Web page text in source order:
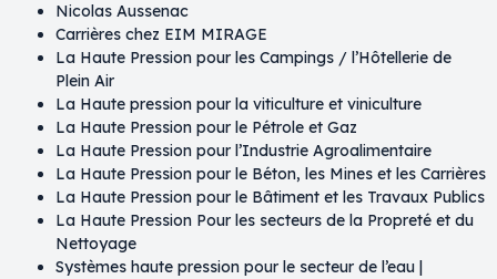
Nicolas Aussenac
Carrières chez EIM MIRAGE
La Haute Pression pour les Campings / l’Hôtellerie de
Plein Air​
La Haute pression pour la viticulture et viniculture​
La Haute Pression pour le Pétrole et Gaz​
La Haute Pression pour l’Industrie Agroalimentaire​
La Haute Pression pour le Béton, les Mines et les Carrières​
La Haute Pression pour le Bâtiment et les Travaux Publics​
La Haute Pression Pour les secteurs de la Propreté et du
Nettoyage​
Systèmes haute pression pour le secteur de l’eau |